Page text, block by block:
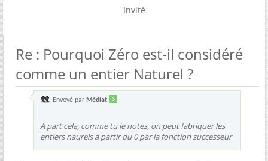
Invité
Re : Pourquoi Zéro est-il considéré
comme un entier Naturel ?
Envoyé par Médiat
A part cela, comme tu le notes, on peut fabriquer les
entiers naurels à partir du 0 par la fonction successeur